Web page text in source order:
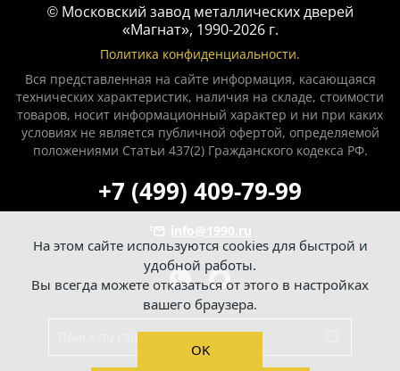
© Московский завод металлических дверей
«Магнат», 1990-2026 г.
Политика конфиденциальности.
Вся представленная на сайте информация, касающаяся
технических характеристик, наличия на складе, стоимости
товаров, носит информационный характер и ни при каких
условиях не является публичной офертой, определяемой
положениями Статьи 437(2) Гражданского кодекса РФ.
+7 (499) 409-79-99
info@1990.ru
На этом сайте используются cookies для быстрой и
удобной работы.
Вы всегда можете отказаться от этого в настройках
вашего браузера.
OK